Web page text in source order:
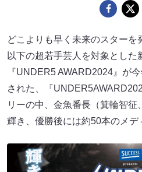
どこよりも早く未来のスターを
以下の超若手芸人を対象とした
『UNDER5 AWARD2024』が
された、『
リーの中、金魚番長（箕輪智征
輝き、優勝後には約50本のメデ